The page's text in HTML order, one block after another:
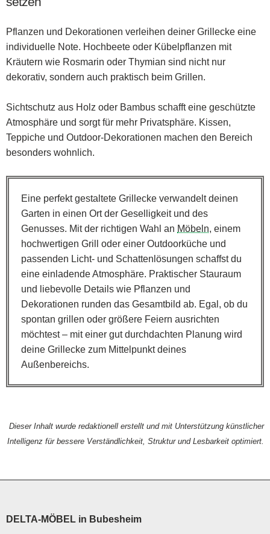
Pflanzen und Dekorationen verleihen deiner Grillecke eine
individuelle Note. Hochbeete oder Kübelpflanzen mit
Kräutern wie Rosmarin oder Thymian sind nicht nur
dekorativ, sondern auch praktisch beim Grillen.
Sichtschutz aus Holz oder Bambus schafft eine geschützte
Atmosphäre und sorgt für mehr Privatsphäre. Kissen,
Teppiche und Outdoor-Dekorationen machen den Bereich
besonders wohnlich.
Eine perfekt gestaltete Grillecke verwandelt deinen
Garten in einen Ort der Geselligkeit und des
Genusses. Mit der richtigen Wahl an Möbeln, einem
hochwertigen Grill oder einer Outdoorküche und
passenden Licht- und Schattenlösungen schaffst du
eine einladende Atmosphäre. Praktischer Stauraum
und liebevolle Details wie Pflanzen und
Dekorationen runden das Gesamtbild ab. Egal, ob du
spontan grillen oder größere Feiern ausrichten
möchtest – mit einer gut durchdachten Planung wird
deine Grillecke zum Mittelpunkt deines
Außenbereichs.
Dieser Inhalt wurde redaktionell erstellt und mit Unterstützung künstlicher
Intelligenz für bessere Verständlichkeit, Struktur und Lesbarkeit optimiert.
DELTA-MÖBEL in Bubesheim